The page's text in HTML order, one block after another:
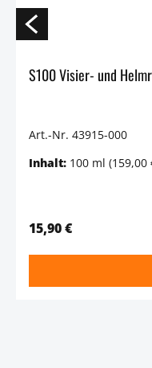
Art.-Nr. 43915-000
Inhalt: 100 ml (159,00
15,90 €